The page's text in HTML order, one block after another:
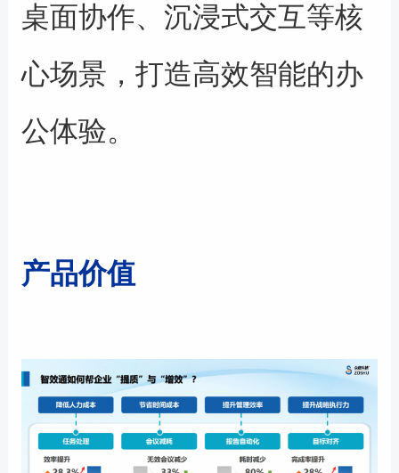
桌面协作、沉浸式交互等核
心场景，打造高效智能的办
公体验。
产品价值